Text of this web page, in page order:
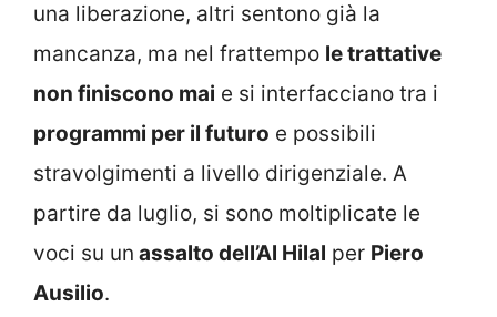
una liberazione, altri sentono già la
mancanza, ma nel frattempo le trattative
non finiscono mai e si interfacciano tra i
programmi per il futuro e possibili
stravolgimenti a livello dirigenziale. A
partire da luglio, si sono moltiplicate le
voci su un assalto dell’Al Hilal per Piero
Ausilio.